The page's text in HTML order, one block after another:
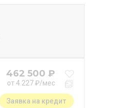
462 500 ₽
от 4 227 ₽/мес
Заявка на кредит